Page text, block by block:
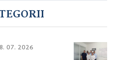
07. 2026